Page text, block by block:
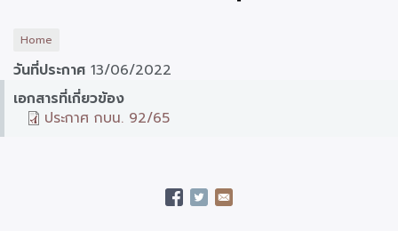
Home
วันที่ประกาศ 13/06/2022
เอกสารที่เกี่ยวข้อง
ประกาศ กบน. 92/65